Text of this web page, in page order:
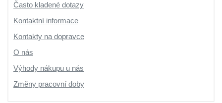
Často kladené dotazy
Kontaktní informace
Kontakty na dopravce
O nás
Výhody nákupu u nás
Změny pracovní doby